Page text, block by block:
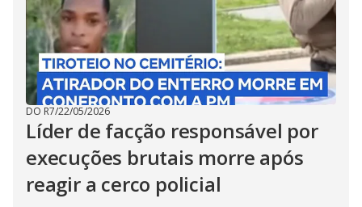
DO R7/22/05/2026
Líder de facção responsável por
execuções brutais morre após
reagir a cerco policial